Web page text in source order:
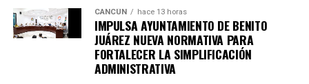
CANCÚN hace 13 horas
IMPULSA AYUNTAMIENTO DE BENITO
JUÁREZ NUEVA NORMATIVA PARA
FORTALECER LA SIMPLIFICACIÓN
ADMINISTRATIVA